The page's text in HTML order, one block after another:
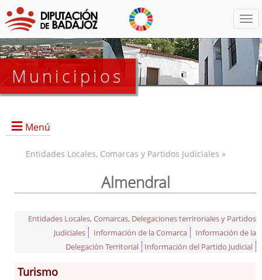
Municipios
Menú
Entidades Locales, Comarcas y Partidos Judiciales »
Almendral
Entidades Locales, Comarcas, Delegaciones terriroriales y Partidos
Judiciales
Información de la Comarca
Información de la
Delegación Territorial
Información del Partido Judicial
Turismo